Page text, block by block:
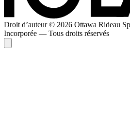
Droit d’auteur © 2026 Ottawa Rideau
Incorporée — Tous droits réservés